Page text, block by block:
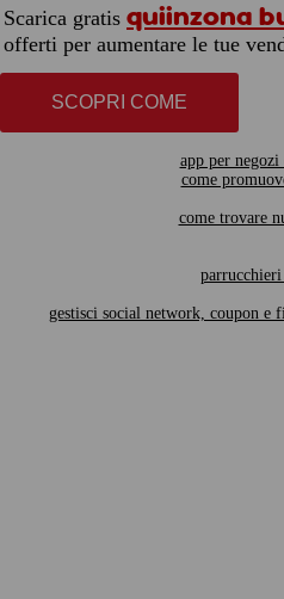
Scarica gratis quiinzona
offerti per aumentare le tue
SCOPRI COME
app per
come
come trovare
gestisci social network, coupon e